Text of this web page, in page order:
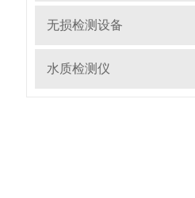
无损检测设备
水质检测仪